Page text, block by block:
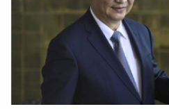
1980年代初期建立，目的在於
期批評其程序缺乏透明度，但
今。該機制也讓缺乏支持的候
然他們並沒有義務這麼做。對
的非營利及非政府組織「國際
Crisis Group）駐
主任高
集，部分地區甚至傳出警民短
獲消息來源證實。據了解，同
遭處決，目前累計有4人伏法
權專家則於行刑前發表聲明，
告，由 聯合國伊朗人權狀況特別
銜的專家團隊指出，12人在同